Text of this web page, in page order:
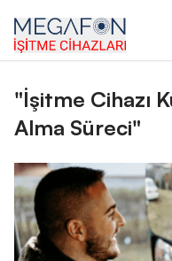
ana sayfa › blog ›
süreci"
"İşitme Cihazı
Alma Süreci"